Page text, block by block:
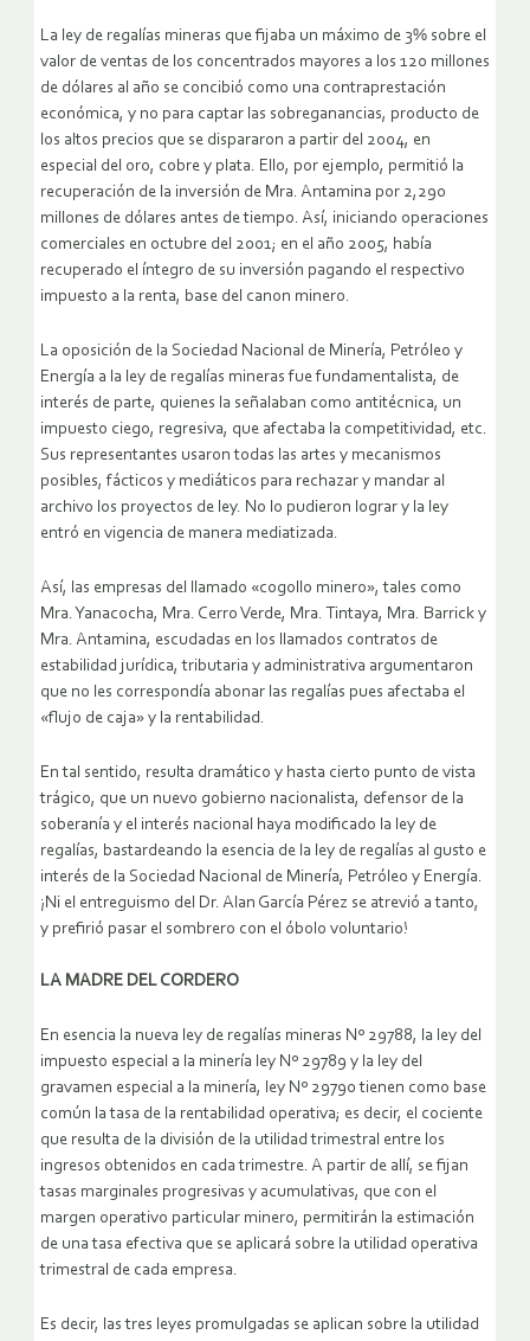
La ley de regalías mineras que fijaba un máximo de 3% sobre el
valor de ventas de los concentrados mayores a los 120 millones
de dólares al año se concibió como una contraprestación
económica, y no para captar las sobreganancias, producto de
los altos precios que se dispararon a partir del 2004, en
especial del oro, cobre y plata. Ello, por ejemplo, permitió la
recuperación de la inversión de Mra. Antamina por 2,290
millones de dólares antes de tiempo. Así, iniciando operaciones
comerciales en octubre del 2001; en el año 2005, había
recuperado el íntegro de su inversión pagando el respectivo
impuesto a la renta, base del canon minero.
La oposición de la Sociedad Nacional de Minería, Petróleo y
Energía a la ley de regalías mineras fue fundamentalista, de
interés de parte, quienes la señalaban como antitécnica, un
impuesto ciego, regresiva, que afectaba la competitividad, etc.
Sus representantes usaron todas las artes y mecanismos
posibles, fácticos y mediáticos para rechazar y mandar al
archivo los proyectos de ley. No lo pudieron lograr y la ley
entró en vigencia de manera mediatizada.
Así, las empresas del llamado «cogollo minero», tales como
Mra. Yanacocha, Mra. Cerro Verde, Mra. Tintaya, Mra. Barrick y
Mra. Antamina, escudadas en los llamados contratos de
estabilidad jurídica, tributaria y administrativa argumentaron
que no les correspondía abonar las regalías pues afectaba el
«flujo de caja» y la rentabilidad.
En tal sentido, resulta dramático y hasta cierto punto de vista
trágico, que un nuevo gobierno nacionalista, defensor de la
soberanía y el interés nacional haya modificado la ley de
regalías, bastardeando la esencia de la ley de regalías al gusto e
interés de la Sociedad Nacional de Minería, Petróleo y Energía.
¡Ni el entreguismo del Dr. Alan García Pérez se atrevió a tanto,
y prefirió pasar el sombrero con el óbolo voluntario!
LA MADRE DEL CORDERO
En esencia la nueva ley de regalías mineras Nº 29788, la ley del
impuesto especial a la minería ley Nº 29789 y la ley del
gravamen especial a la minería, ley Nº 29790 tienen como base
común la tasa de la rentabilidad operativa; es decir, el cociente
que resulta de la división de la utilidad trimestral entre los
ingresos obtenidos en cada trimestre. A partir de allí, se fijan
tasas marginales progresivas y acumulativas, que con el
margen operativo particular minero, permitirán la estimación
de una tasa efectiva que se aplicará sobre la utilidad operativa
trimestral de cada empresa.
Es decir, las tres leyes promulgadas se aplican sobre la utilidad